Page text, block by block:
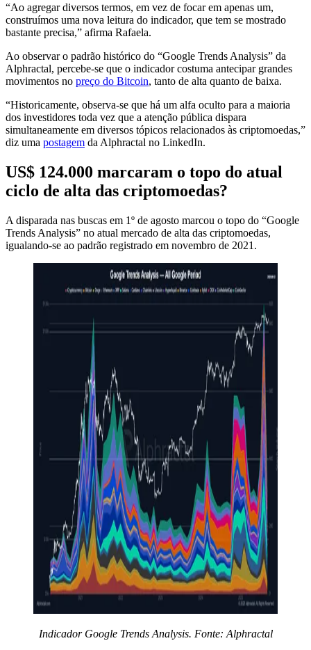
“Ao agregar diversos termos, em vez de focar em apenas um,
construímos uma nova leitura do indicador, que tem se mostrado
bastante precisa,” afirma Rafaela.
Ao observar o padrão histórico do “Google Trends Analysis” da
Alphractal, percebe-se que o indicador costuma antecipar grandes
movimentos no preço do Bitcoin, tanto de alta quanto de baixa.
“Historicamente, observa-se que há um alfa oculto para a maioria
dos investidores toda vez que a atenção pública dispara
simultaneamente em diversos tópicos relacionados às criptomoedas,”
diz uma postagem da Alphractal no LinkedIn.
US$ 124.000 marcaram o topo do atual
ciclo de alta das criptomoedas?
A disparada nas buscas em 1º de agosto marcou o topo do “Google
Trends Analysis” no atual mercado de alta das criptomoedas,
igualando-se ao padrão registrado em novembro de 2021.
Indicador Google Trends Analysis. Fonte: Alphractal